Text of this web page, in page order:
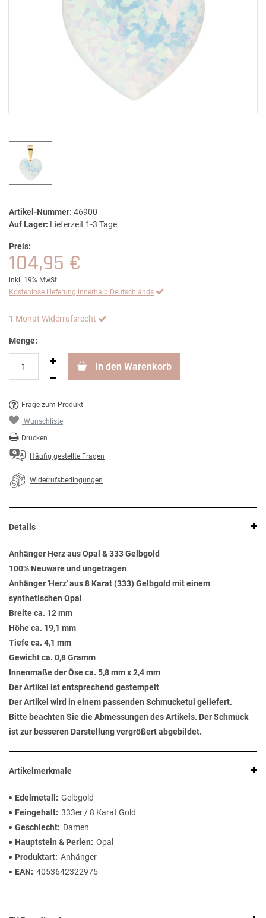
Artikel-Nummer: 46900
Auf Lager: Lieferzeit 1-3 Tage
Preis:
104,95 €
inkl. 19% MwSt.
Kostenlose Lieferung innerhalb Deutschlands
1 Monat Widerrufsrecht
Menge:
In den Warenkorb
Frage zum Produkt
Wunschliste
Drucken
Häufig gestellte Fragen
Widerrufsbedingungen
Details
Anhänger Herz aus Opal & 333 Gelbgold
100% Neuware und ungetragen
Anhänger 'Herz' aus 8 Karat (333) Gelbgold mit einem
synthetischen Opal
Breite ca. 12 mm
Höhe ca. 19,1 mm
Tiefe ca. 4,1 mm
Gewicht ca. 0,8 Gramm
Innenmaße der Öse ca. 5,8 mm x 2,4 mm
Der Artikel ist entsprechend gestempelt
Der Artikel wird in einem passenden Schmucketui geliefert.
Bitte beachten Sie die Abmessungen des Artikels. Der Schmuck
ist zur besseren Darstellung vergrößert abgebildet.
Artikelmerkmale
Edelmetall
Gelbgold
Feingehalt 333er / 8 Karat Gold
Geschlecht
Damen
Hauptstein & Perlen
Opal
Produktart Anhänger
EAN
4053642322975